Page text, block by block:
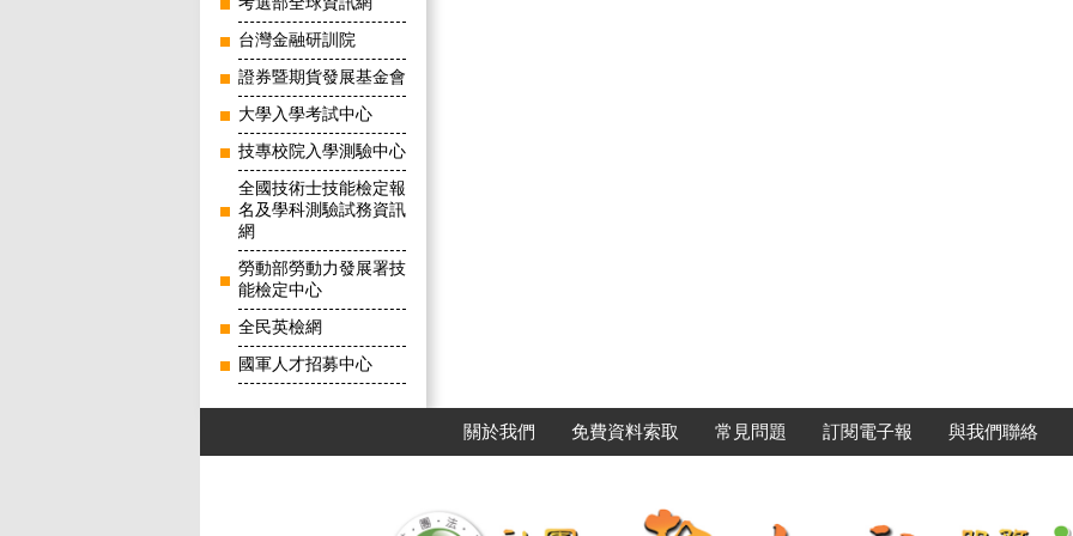
台灣金融研訓院
證券暨期貨發展基金會
大學入學考試中心
技專校院入學測驗中心
全國技術士技能檢定報
名及學科測驗試務資訊
網
勞動部勞動力發展署技
能檢定中心
全民英檢網
國軍人才招募中心
關於我們 免費資料索取 常見問題 訂閱電子報 與我們聯絡